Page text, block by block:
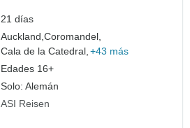
21 días
Auckland,Coromandel,
Cala de la Catedral, +43 más
Edades 16+
Solo: Alemán
ASI Reisen